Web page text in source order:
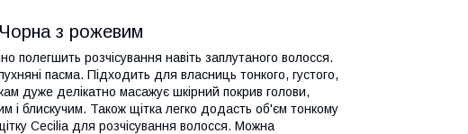
з рожевим
полегшить розчісування навіть заплутаного волосся.
пасма. Підходить для власниць тонкого, густого,
дуже делікатно масажує шкірний покрив голови,
і блискучим. Також щітка легко додасть об'єм тонкому
Cecilia для розчісування волосся. Можна